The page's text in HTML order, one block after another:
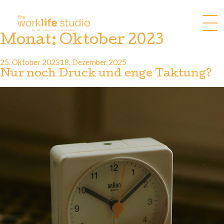
springen
Monat: Oktober 2023
Veröffentlicht
am
25. Oktober 202318. Dezember 2025
Nur noch Druck und enge Taktung?